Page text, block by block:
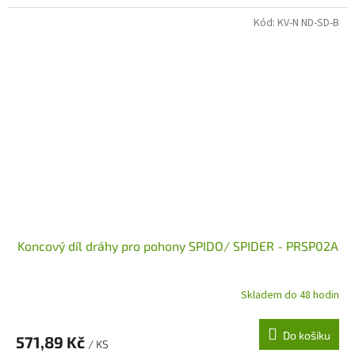
Koncový díl dráhy pro pohony SPIDO/ SPIDER - PRSP02A
Skladem do 48 hodin
571,89 Kč / KS
Do košíku
Kód: KV-N ND-SD-B